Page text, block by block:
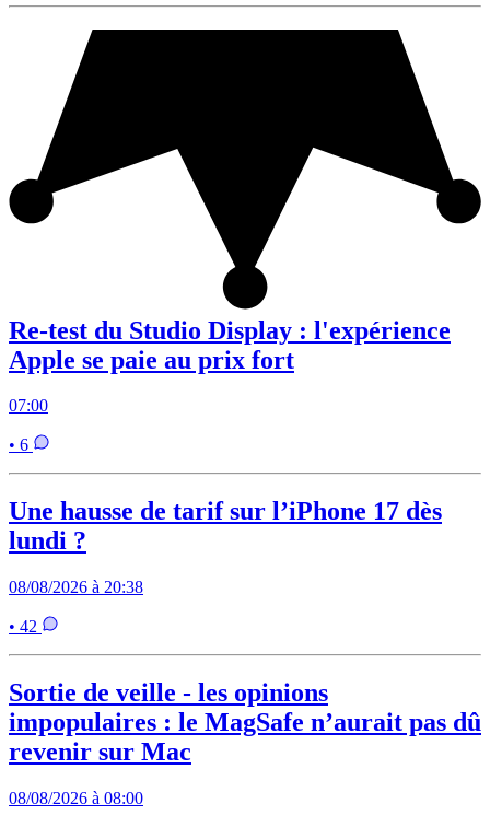
Re-test du Studio Display : l'expérience
Apple se paie au prix fort
07:00
• 6
Une hausse de tarif sur l’iPhone 17 dès
lundi ?
08/08/2026 à 20:38
• 42
Sortie de veille - les opinions
impopulaires : le MagSafe n’aurait pas dû
revenir sur Mac
08/08/2026 à 08:00